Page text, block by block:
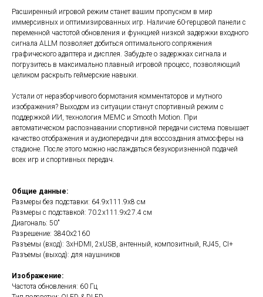
Расширенный игровой режим станет вашим пропуском в мир
иммерсивных и оптимизированных игр. Наличие 60-герцовой панели с
переменной частотой обновления и функцией низкой задержки входного
сигнала ALLM позволяет добиться оптимального сопряжения
графического адаптера и дисплея. Забудьте о задержках сигнала и
погрузитесь в максимально плавный игровой процесс, позволяющий
целиком раскрыть геймерские навыки.
Устали от неразборчивого бормотания комментаторов и мутного
изображения? Выходом из ситуации станут спортивный режим с
поддержкой ИИ, технология MEMC и Smooth Motion. При
автоматическом распознавании спортивной передачи система повышает
качество отображения и аудиопередачи для воссоздания атмосферы на
стадионе. После этого можно наслаждаться безукоризненной подачей
всех игр и спортивных передач.
Общие данные:
Размеры без подставки: 64.9х111.9х8 см
Размеры с подставкой: 70.2х111.9х27.4 см
Диагональ: 50"
Разрешение: 3840x2160
Разъемы (вход): 3хHDMI, 2хUSB, антенный, композитный, RJ45, CI+
Разъемы (выход): для наушников
Изображение:
Частота обновления: 60 Гц